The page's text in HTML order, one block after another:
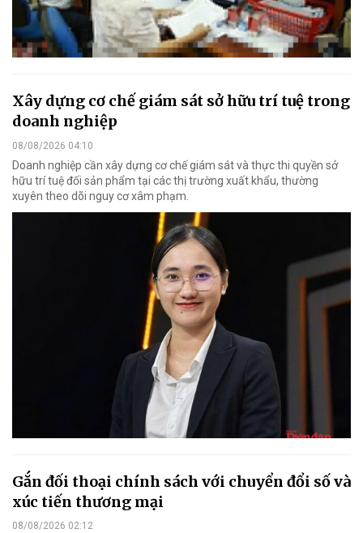
Xây dựng cơ chế giám sát sở hữu trí tuệ trong
doanh nghiệp
08/08/2026 04:10
Doanh nghiệp cần xây dựng cơ chế giám sát và thực thi quyền sở
hữu trí tuệ đối sản phẩm tại các thị trường xuất khẩu, thường
xuyên theo dõi nguy cơ xâm phạm.
Gắn đối thoại chính sách với chuyển đổi số và
xúc tiến thương mại
08/08/2026 02:12